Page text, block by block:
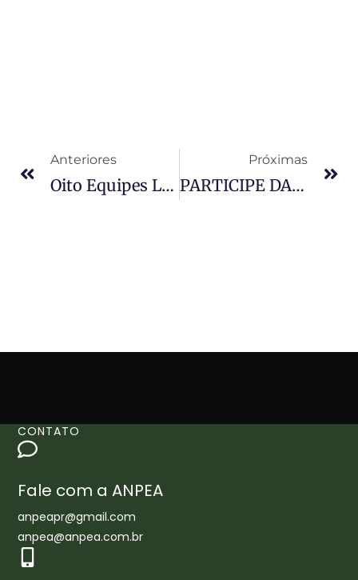
Anteriores
Oito Equipes Levam Ideias Para Serem Transformadas Em Protótipos E Soluções Ambientais No Hackathon Greentech
Próximas
PARTICIPE DAS ELEIÇÕES PARA INSPETORES DO CREA-PR 2026
CONTATO
Fale com a ANPEA
anpeapr@gmail.com
anpea@anpea.com.br